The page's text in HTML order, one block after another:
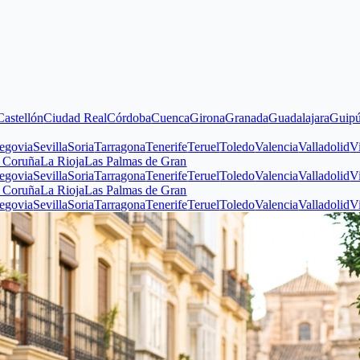
RealCórdobaCuencaGironaGranadaGuadalajaraGuipúzcoa
SoriaTarragonaTenerifeTeruelToledoValenciaValladolidVizcaya
RiojaLas Palmas de Gran
SoriaTarragonaTenerifeTeruelToledoValenciaValladolidVizcaya
RiojaLas Palmas de Gran
SoriaTarragonaTenerifeTeruelToledoValenciaValladolidVizcaya